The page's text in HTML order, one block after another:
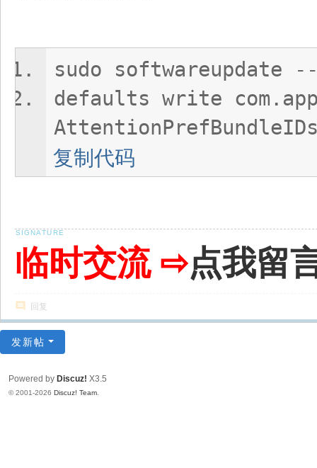
sudo softwareupdate
defaults write
复制代码
临时交流 ⇨点我留
回复
发新帖
Powered by Discuz! X3.5
© 2001-2026 Discuz! Team